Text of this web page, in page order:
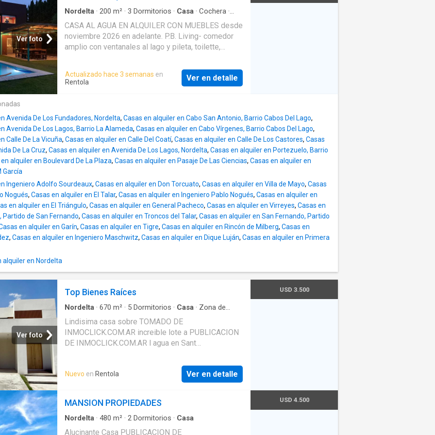
INMOCLICK.COM.AR sobre un lot PUBLICACION DE
PUBLICACION DE INMOCLICK.COM.AR al canal
navegabl TOMADO DE INMOCLICK.COM.AR e y
amarra propia CONTENIDO PROPIEDAD DE
ventanal PUBLICACION DE INMOCLICK.COM.AR es
muy amplios VEA ESTA PUBLICACION
ACTUALIZADA EN INMOCLICK.COM.AR techos alt
PUBLICACION DE INMOCLICK.COM.AR os
Chimenea Ga PUBLICACION DE
PROPIEDAD DE INMOCLICK.COM.AR oliete Cocina j
VEA ESTA PUBLICACION ACTUALIZADA EN
a ga TOMADO DE INMOCLICK.COM.AR s Family
Cuarto de PUBLICACION DE INMOCLICK.COM.AR
servicio co CONTENIDO PROPIEDAD DE
INMOCLICK.COM.AR mpleto Lavadero CONTENIDO
PROPIEDAD DE INMOCLICK.COM.AR grande
Ver foto
Nordelta · 200 m² · 3 Dormitorios · Casa · Cochera ·
CASA AL AGUA EN ALQUILER CON MUEBLES desde
noviembre 2026 en adelante. P.B. Living- comedor
amplio con ventanales al lago y pileta, toilette,
servicio con ingreso independiente. P.A. Suite
principal con balcón con vista al lago con cama
ellas con salida desde la cocina. de 80 m2 con deck
de madera, parrilla, pileta con iluminación de led,
parque con arboleda y plantas, hamacas, reposeras,
fogonero con sillas bajo sauce, costa al lago propia,
muelle con rampa y kayak. Garage semi cubierto
incluyendo living, cocina. Ventiladores de techo en
suite principal y living. NO SE ACEPTAN MASCOTAS
Actualizado hace 3 semanas en
Rentola
Ver en detalle
Avenida De Los Fundadores, Nordelta, Casas en alquiler en Cabo San Antonio, Barrio Cabos Del Lago,
Avenida De Los Lagos, Barrio La Alameda, Casas en alquiler en Cabo Vírgenes, Barrio Cabos Del Lago,
Calle De La Vicuña, Casas en alquiler en Calle Del Coatí, Casas en alquiler en Calle De Los Castores, Casas
De La Cruz, Casas en alquiler en Avenida De Los Lagos, Nordelta, Casas en alquiler en Portezuelo, Barrio
alquiler en Boulevard De La Plaza, Casas en alquiler en Pasaje De Las Ciencias, Casas en alquiler en
García
Ingeniero Adolfo Sourdeaux, Casas en alquiler en Don Torcuato, Casas en alquiler en Villa de Mayo, Casas
Nogués, Casas en alquiler en El Talar, Casas en alquiler en Ingeniero Pablo Nogués, Casas en alquiler en
en alquiler en El Triángulo, Casas en alquiler en General Pacheco, Casas en alquiler en Virreyes, Casas en
Partido de San Fernando, Casas en alquiler en Troncos del Talar, Casas en alquiler en San Fernando, Partido
en alquiler en Garín, Casas en alquiler en Tigre, Casas en alquiler en Rincón de Milberg, Casas en
, Casas en alquiler en Ingeniero Maschwitz, Casas en alquiler en Dique Luján, Casas en alquiler en Primera
alquiler en Nordelta
Ver foto
Top Bienes Raíces
Nordelta · 670 m² · 5 Dormitorios · Casa · Zona de
Lindisima casa sobre TOMADO DE
INMOCLICK.COM.AR increible lote a PUBLICACION
DE INMOCLICK.COM.AR l agua en Sant
inmej CONTENIDO DE INMOCLICK.COM.AR orable
esp CONTENIDO PROPIEDAD DE
INMOCLICK.COM.AR ejo de agua y orie SUSTRAIDO
CONTENIDO PROPIEDAD DE INMOCLICK.COM.AR
B: Living comed COPIADO DE INMOCLICK.COM.AR
or con doble al VEA ESTA PUBLICACION
Nuevo en Rentola Ver en detalle
USD 3.500
MANSION PROPIEDADES
Nordelta · 480 m² · 2 Dormitorios · Casa
Alucinante Casa PUBLICACION DE
USD 4.500